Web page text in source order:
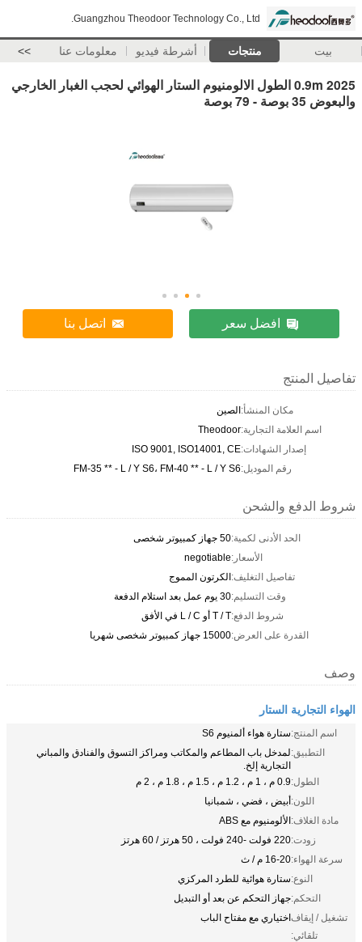
Guangzhou Theodoor Technology Co., Ltd.
بيت منتجات أشرطة فيديو معلومات عنا >>
2025 0.9m الطول الالومنيوم الستار الهوائي لحجب الغبار الخارجي
والبعوض 35 بوصة - 79 بوصة
افضل سعر اتصل بنا
تفاصيل المنتج
مكان المنشأ:الصين
اسم العلامة التجارية:Theodoor
إصدار الشهادات:ISO 9001, ISO14001, CE
رقم الموديل:FM-35 ** - L / Y S6، FM-40 ** - L / Y S6
شروط الدفع والشحن
الحد الأدنى لكمية:50 جهاز كمبيوتر شخصى
الأسعار:negotiable
تفاصيل التغليف:الكرتون المموج
وقت التسليم:30 يوم عمل بعد استلام الدفعة
شروط الدفع:T / T أو L / C في الأفق
القدرة على العرض:15000 جهاز كمبيوتر شخصى شهريا
وصف
الهواء التجارية الستار
اسم المنتج:ستارة هواء ألمنيوم S6
التطبيق:لمدخل باب المطاعم والمكاتب ومراكز التسوق والفنادق والمباني
التجارية إلخ.
الطول:0.9 م ، 1 م ، 1.2 م ، 1.5 م ، 1.8 م ، 2 م
اللون:أبيض ، فضي ، شمبانيا
مادة الغلاف:الألومنيوم مع ABS
زودت:220 فولت -240 فولت ، 50 هرتز / 60 هرتز
سرعة الهواء:16-20 م / ث
النوع:ستارة هوائية للطرد المركزي
التحكم:جهاز التحكم عن بعد أو التبديل
تشغيل / إيقاف
تلقائي:
اختياري مع مفتاح الباب